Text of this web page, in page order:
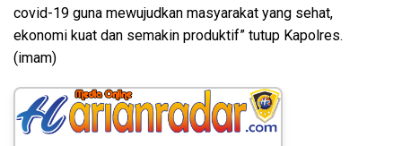
covid-19 guna mewujudkan masyarakat yang sehat,
ekonomi kuat dan semakin produktif” tutup Kapolres.
(imam)